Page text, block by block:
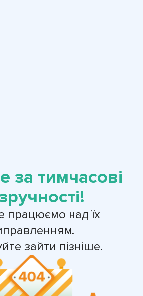
за тимчасові
працюємо над їх
зайти пізніше.